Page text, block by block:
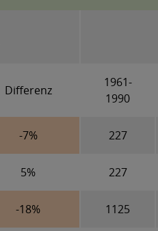
Differenz
1961-
1990
-7% 227
5% 227
-18% 1125